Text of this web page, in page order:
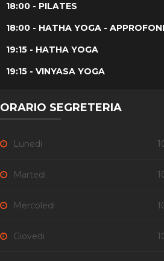
18:00 - PILATES
18:00 - HATHA YOGA -
19:15 - HATHA YOGA
19:15 - VINYASA YOGA
ORARIO SEGRETERIA
Lunedi
Martedi
Mercoledi
Giovedi